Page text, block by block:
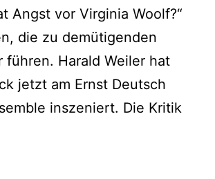
Angst vor Virginia Woolf?“
die zu demütigenden
führen. Harald Weiler hat
jetzt am Ernst Deutsch
inszeniert. Die Kritik